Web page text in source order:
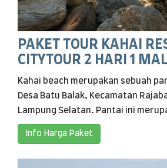
PAKET TOUR KAHAI
CITYTOUR 2 HARI 1
Kahai beach merupakan sebuah
Desa Batu Balak, Kecamatan
Lampung Selatan. Pantai ini
Info Harga Paket